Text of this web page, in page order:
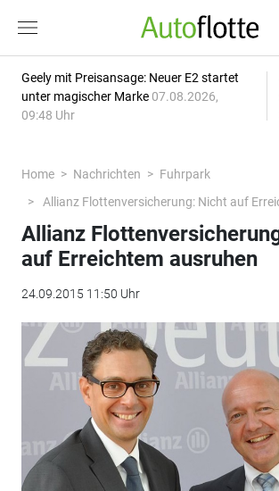
Geely mit Preisansage: Neuer E2 startet
unter magischer Marke 07.08.2026,
09:48 Uhr
Home Nachrichten
Fuhrpark
Allianz Flottenversicherung: Nicht auf
Allianz
auf Erreichtem ausruhen
24.09.2015 11:50 Uhr